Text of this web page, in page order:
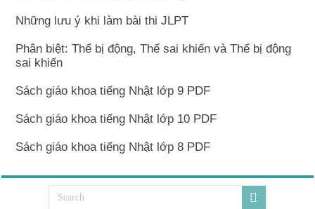
Những lưu ý khi làm bài thi JLPT
Phân biệt: Thể bị động, Thể sai khiến và Thể bị động
sai khiến
Sách giáo khoa tiếng Nhật lớp 9 PDF
Sách giáo khoa tiếng Nhật lớp 10 PDF
Sách giáo khoa tiếng Nhật lớp 8 PDF